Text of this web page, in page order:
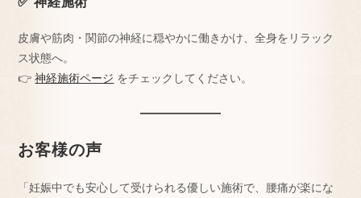
皮膚や筋肉・関節の神経に穏やかに働きかけ、全身をリラック
ス状態へ。
👉神経施術ページ をチェックしてください。
お客様の声
「妊娠中でも安心して受けられる優しい施術で、腰痛が楽にな